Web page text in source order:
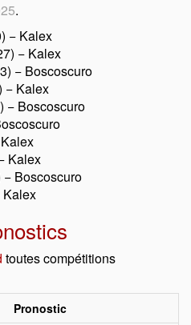
.
− Kalex
− Kalex
− Boscoscuro
− Kalex
− Boscoscuro
Kalex
− Boscoscuro
Kalex
toutes compétitions
Pronostic